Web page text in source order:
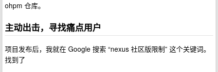
ohpm 仓库。
主动出击，寻找痛点用户
项目发布后，我就在 Google 搜索 “nexus 社区版限制” 这个关键词。
找到了